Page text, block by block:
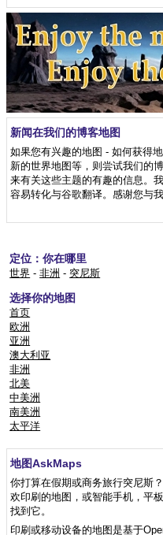
新闻在我们的博客地图
如果您有兴趣的地图 - 如何获得
新的世界地图等，则尝试我们的
来有关这些主题的有趣的信息。
容易转化与谷歌翻译。感谢您与我
定位：你在哪里
世界 -非洲 - 突尼斯
选择你的地图
首页
欧洲
亚洲
澳大利亚
非洲
北美
中美洲
南美洲
太平洋
地图AskMaps
你打算在假期或商务旅行突尼斯
欢印刷的地图，或智能手机，平
找到它。
印刷或移动设备的地图是基于